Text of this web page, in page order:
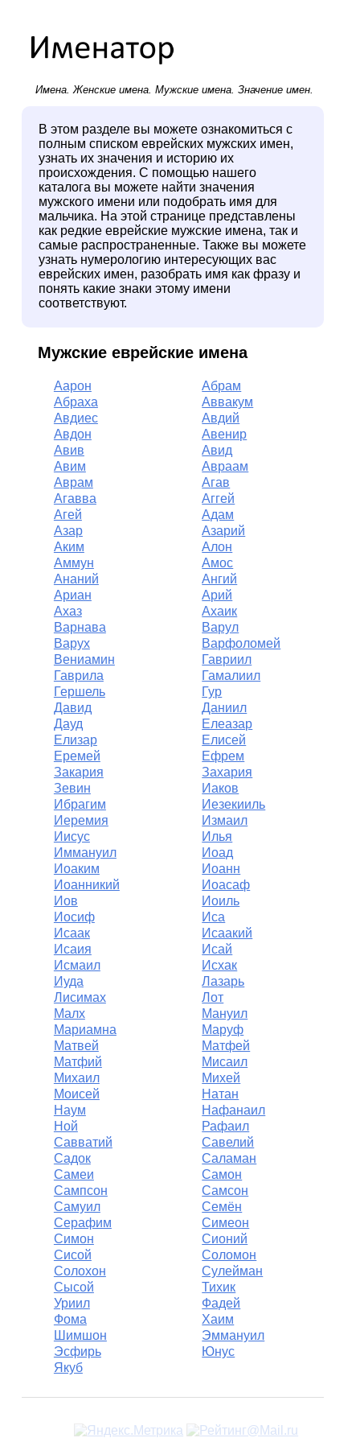
Имена.Женские имена. Мужские имена. Значение имен.
В этом разделе вы можете ознакомиться с
полным списком еврейских мужских имен,
узнать их значения и историю их
происхождения. С помощью нашего
каталога вы можете найти значения
мужского имени или подобрать имя для
мальчика. На этой странице представлены
как редкие еврейские мужские имена, так и
самые распространенные. Также вы можете
узнать нумерологию интересующих вас
еврейских имен, разобрать имя как фразу и
понять какие знаки этому имени
соответствуют.
Мужские еврейские имена
Аарон
Абрам
Абраха
Аввакум
Авдиес
Авдий
Авдон
Авенир
Авив
Авид
Авим
Авраам
Аврам
Агав
Агавва
Аггей
Агей
Адам
Азар
Азарий
Аким
Алон
Аммун
Амос
Ананий
Ангий
Ариан
Арий
Ахаз
Ахаик
Варнава
Варул
Варух
Варфоломей
Вениамин
Гавриил
Гаврила
Гамалиил
Гершель
Гур
Давид
Даниил
Дауд
Елеазар
Елизар
Елисей
Еремей
Ефрем
Закария
Захария
Зевин
Иаков
Ибрагим
Иезекииль
Иеремия
Измаил
Иисус
Илья
Иммануил
Иоад
Иоаким
Иоанн
Иоанникий
Иоасаф
Иов
Иоиль
Иосиф
Иса
Исаак
Исаакий
Исаия
Исай
Исмаил
Исхак
Иуда
Лазарь
Лисимах
Лот
Малх
Мануил
Мариамна
Маруф
Матвей
Матфей
Матфий
Мисаил
Михаил
Михей
Моисей
Натан
Наум
Нафанаил
Ной
Рафаил
Савватий
Савелий
Садок
Саламан
Самеи
Самон
Сампсон
Самсон
Самуил
Семён
Серафим
Симеон
Симон
Сионий
Сисой
Соломон
Солохон
Сулейман
Сысой
Тихик
Уриил
Фадей
Фома
Хаим
Шимшон
Эммануил
Эсфирь
Юнус
Якуб